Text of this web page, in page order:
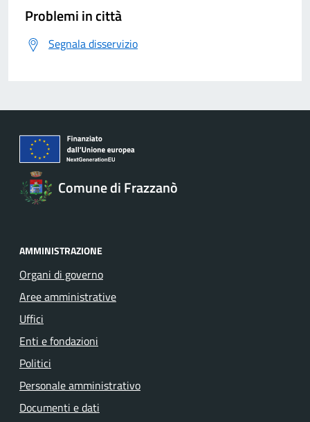
Problemi in città
Segnala disservizio
Comune di Frazzanò
AMMINISTRAZIONE
Organi di governo
Aree amministrative
Uffici
Enti e fondazioni
Politici
Personale amministrativo
Documenti e dati